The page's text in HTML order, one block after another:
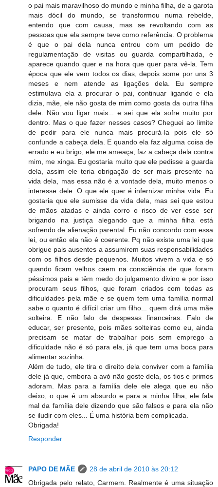
o pai mais maravilhoso do mundo e minha filha, de a garota
mais dócil do mundo, se transformou numa rebelde,
entendo que com causa, mas se revoltando com as
pessoas que ela sempre teve como referência. O problema
é que o pai dela nunca entrou com um pedido de
regulamentação de visitas ou guarda compartilhada, e
aparece quando quer e na hora que quer para vê-la. Tem
época que ele vem todos os dias, depois some por uns 3
meses e nem atende as ligações dela. Eu sempre
estimulava ela a procurar o pai, continuar ligando e ela
dizia, mãe, ele não gosta de mim como gosta da outra filha
dele. Não vou ligar mais... e sei que ela sofre muito por
dentro. Mas o que fazer nesses casos? Cheguei ao limite
de pedir para ele nunca mais procurá-la pois ele só
confunde a cabeça dela. E quando ela faz alguma coisa de
errado e eu brigo, ele me ameaça, faz a cabeça dela contra
mim, me xinga. Eu gostaria muito que ele pedisse a guarda
dela, assim ele teria obrigação de ser mais presente na
vida dela, mas essa não é a vontade dela, muito menos o
interesse dele. O que ele quer é infernizar minha vida. Eu
gostaria que ele sumisse da vida dela, mas sei que estou
de mãos atadas e ainda corro o risco de ver esse ser
brigando na justiça alegando que a minha filha está
sofrendo de alienação parental. Eu não concordo com essa
lei, ou então ela não é coerente. Pq não existe uma lei que
obrigue pais ausentes a assumirem suas responsabilidades
com os filhos desde pequenos. Muitos vivem a vida e só
quando ficam velhos caem na consciência de que foram
péssimos pais e têm medo do julgamento divino e por isso
procuram seus filhos, que foram criados com todas as
dificuldades pela mãe e se quem tem uma família normal
sabe o quanto é difícil criar um filho... quem dirá uma mãe
solteira. E não falo de despesas financeiras. Falo de
educar, ser presente, pois mães solteiras como eu, ainda
precisam se matar de trabalhar pois sem emprego a
dificuldade não é só para ela, já que tem uma boca para
alimentar sozinha.
Além de tudo, ele tira o direito dela conviver com a família
dele já que, embora a avó não goste dela, os tios e primos
adoram. Mas para a família dele ele alega que eu não
deixo, o que é um absurdo e para a minha filha, ele fala
mal da família dele dizendo que são falsos e para ela não
se iludir com eles... É uma história bem complicada.
Obrigada!
Responder
PAPO DE MÃE
28 de abril de 2010 às 20:12
Obrigada pelo relato, Carmem. Realmente é uma situação